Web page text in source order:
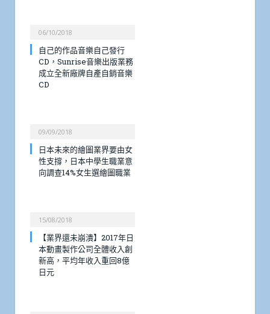
06/10/2018
自己的作品音樂自己發行
CD，Sunrise音樂出版業務
成立全新廠牌自產自銷音樂
CD
09/09/2018
日本未來的繪圖業界要由女
性支撐，日本中學生職業意
向調查14%女生選繪圖職業
15/08/2018
【業界還未崩潰】2017年日
本動畫製作公司全體收入創
新高，平均年收入重回8億
日元